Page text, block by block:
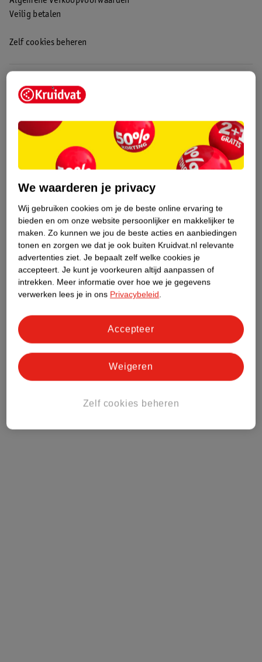
Veilig betalen
Zelf cookies beheren
We waarderen je privacy
Wij gebruiken cookies om je de beste online ervaring te
bieden en om onze website persoonlijker en makkelijker te
maken. Zo kunnen we jou de beste acties en aanbiedingen
tonen en zorgen we dat je ook buiten Kruidvat.nl relevante
advertenties ziet. Je bepaalt zelf welke cookies je
accepteert. Je kunt je voorkeuren altijd aanpassen of
intrekken. Meer informatie over hoe we je gegevens
verwerken lees je in ons Privacybeleid.
Zelf cookies beheren
Weigeren
Accepteer